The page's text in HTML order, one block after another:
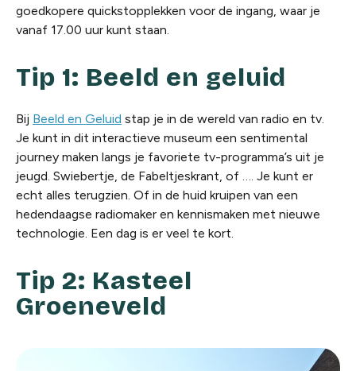
goedkopere quickstopplekken voor de ingang, waar je
vanaf 17.00 uur kunt staan.
Tip 1: Beeld en geluid
Bij Beeld en Geluid stap je in de wereld van radio en tv.
Je kunt in dit interactieve museum een sentimental
journey maken langs je favoriete tv-programma’s uit je
jeugd. Swiebertje, de Fabeltjeskrant, of …. Je kunt er
echt alles terugzien. Of in de huid kruipen van een
hedendaagse radiomaker en kennismaken met nieuwe
technologie. Een dag is er veel te kort.
Tip 2: Kasteel
Groeneveld